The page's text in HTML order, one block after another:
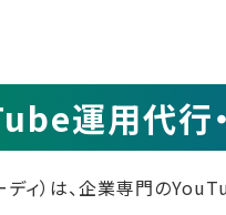
運用代行
ィ）は、企業専門の